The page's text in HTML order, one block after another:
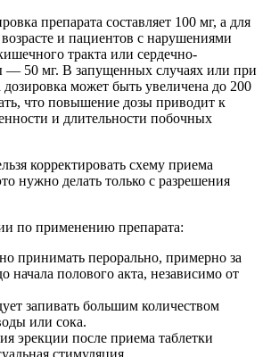
препарата составляет 100 мг, а для
и пациентов с нарушениями
тракта или сердечно-
— 50 мг. В запущенных случаях или при
дозировка может быть увеличена до 200
что повышение дозы приводит к
и длительности побочных
корректировать схему приема
нужно делать только с разрешения
по применению препарата:
принимать перорально, примерно за
начала полового акта, независимо от
запивать большим количеством
или сока.
эрекции после приема таблетки
стимуляция.